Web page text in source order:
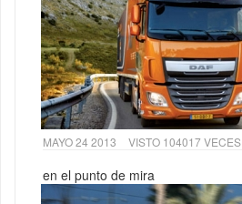
MAYO 24 2013 VISTO 104017 VECES
en el punto de mira